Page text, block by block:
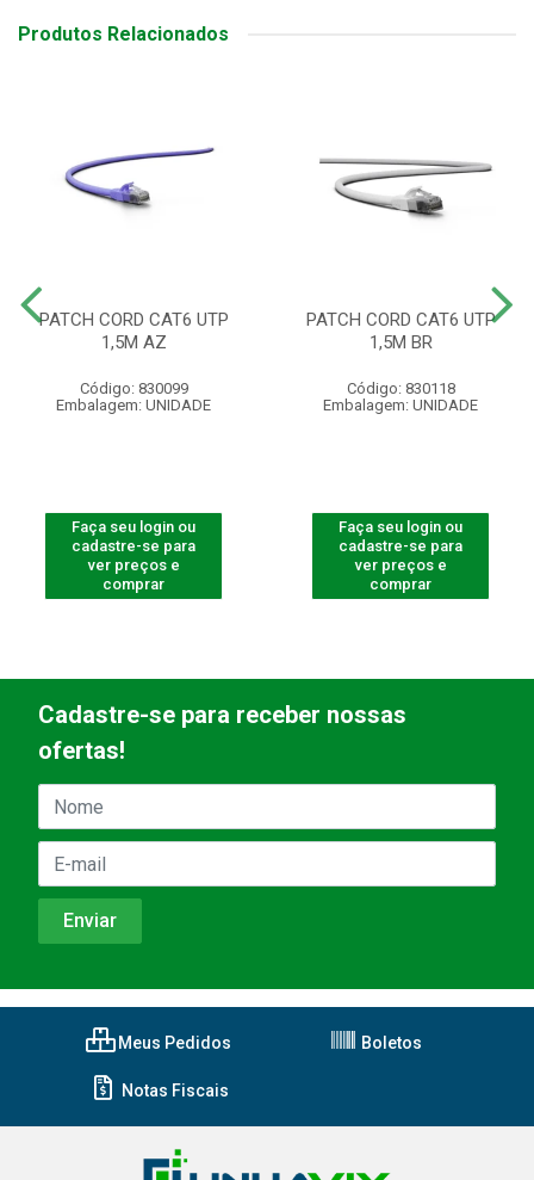
Produtos Relacionados
PATCH CORD CAT6 UTP
1,5M AZ
Código: 830099
Embalagem: UNIDADE
Faça seu login ou
cadastre-se para
ver preços e
comprar
PATCH CORD CAT6 UTP
1,5M BR
Código: 830118
Embalagem: UNIDADE
Faça seu login ou
cadastre-se para
ver preços e
comprar
Cadastre-se para receber nossas
ofertas!
Meus Pedidos Boletos
Notas Fiscais